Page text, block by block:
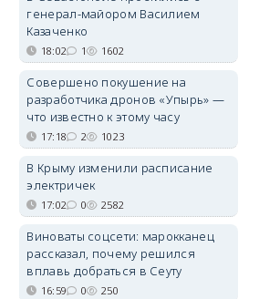
генерал-майором Василием
Казаченко
18:02 1 1602
Совершено покушение на
разработчика дронов «Упырь» —
что известно к этому часу
17:18 2 1023
В Крыму изменили расписание
электричек
17:02 0 2582
Виноваты соцсети: марокканец
рассказал, почему решился
вплавь добраться в Сеуту
16:59 0 250